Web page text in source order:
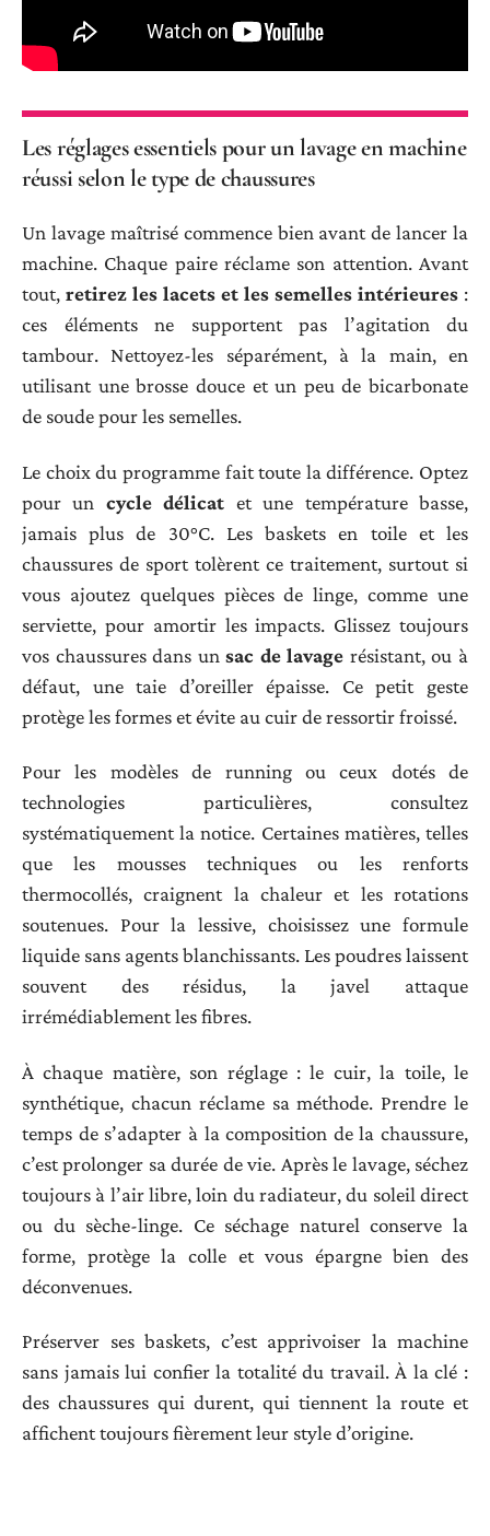
Les réglages essentiels pour un lavage en machine
réussi selon le type de chaussures
Un lavage maîtrisé commence bien avant de lancer la
machine. Chaque paire réclame son attention. Avant
tout, retirez les lacets et les semelles intérieures :
ces éléments ne supportent pas l’agitation du
tambour. Nettoyez-les séparément, à la main, en
utilisant une brosse douce et un peu de bicarbonate
de soude pour les semelles.
Le choix du programme fait toute la différence. Optez
pour un cycle délicat et une température basse,
jamais plus de 30°C. Les baskets en toile et les
chaussures de sport tolèrent ce traitement, surtout si
vous ajoutez quelques pièces de linge, comme une
serviette, pour amortir les impacts. Glissez toujours
vos chaussures dans unsac de lavage résistant, ou à
défaut, une taie d’oreiller épaisse. Ce petit geste
protège les formes et évite au cuir de ressortir froissé.
Pour les modèles de running ou ceux dotés de
technologies particulières, consultez
systématiquement la notice. Certaines matières, telles
que les mousses techniques ou les renforts
thermocollés, craignent la chaleur et les rotations
soutenues. Pour la lessive, choisissez une formule
liquide sans agents blanchissants. Les poudres laissent
souvent des résidus, la javel attaque
irrémédiablement les fibres.
À chaque matière, son réglage : le cuir, la toile, le
synthétique, chacun réclame sa méthode. Prendre le
temps de s’adapter à la composition de la chaussure,
c’est prolonger sa durée de vie. Après le lavage, séchez
toujours à l’air libre, loin du radiateur, du soleil direct
ou du sèche-linge. Ce séchage naturel conserve la
forme, protège la colle et vous épargne bien des
déconvenues.
Préserver ses baskets, c’est apprivoiser la machine
sans jamais lui confier la totalité du travail. À la clé :
des chaussures qui durent, qui tiennent la route et
affichent toujours fièrement leur style d’origine.